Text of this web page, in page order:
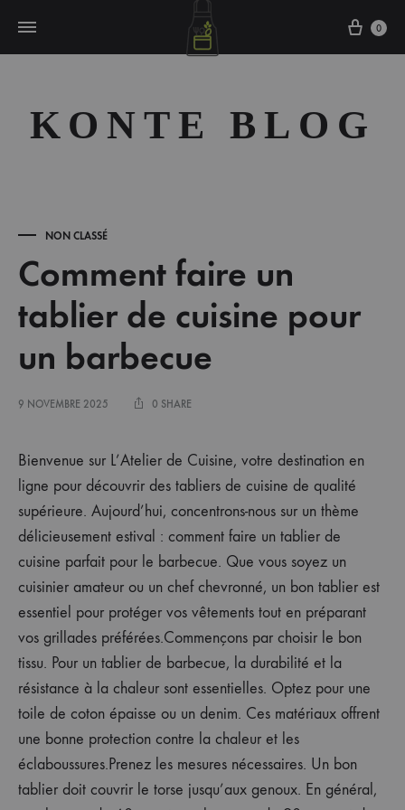
Cart
0
KONTE BLOG
NON CLASSÉ
Comment faire un
tablier de cuisine pour
un barbecue
9 NOVEMBRE 2025 0 SHARE
Bienvenue sur L’Atelier de Cuisine, votre destination en
ligne pour découvrir des tabliers de cuisine de qualité
supérieure. Aujourd’hui, concentrons-nous sur un thème
délicieusement estival : comment faire un tablier de
cuisine parfait pour le barbecue. Que vous soyez un
cuisinier amateur ou un chef chevronné, un bon tablier est
essentiel pour protéger vos vêtements tout en préparant
vos grillades préférées.Commençons par choisir le bon
tissu. Pour un tablier de barbecue, la durabilité et la
résistance à la chaleur sont essentielles. Optez pour une
toile de coton épaisse ou un denim. Ces matériaux offrent
une bonne protection contre la chaleur et les
éclaboussures.Prenez les mesures nécessaires. Un bon
tablier doit couvrir le torse jusqu’aux genoux. En général,